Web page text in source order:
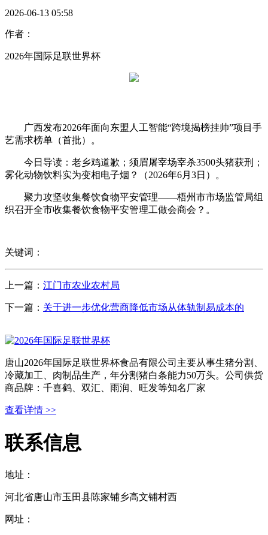
2026-06-13 05:58
作者：
2026年国际足联世界杯
广西发布2026年面向东盟人工智能“跨境揭榜挂帅”项目手
艺需求榜单（首批）。
今日导读：老乡鸡道歉；须眉屠宰场宰杀3500头猪获刑；
雾化动物饮料实为变相电子烟？（2026年6月3日）。
聚力攻坚收集餐饮食物平安管理——梧州市市场监管局组
织召开全市收集餐饮食物平安管理工做会商会？。
关键词：
上一篇： 江门市农业农村局
下一篇： 关于进一步优化营商降低市场从体轨制易成本的
唐山2026年国际足联世界杯食品有限公司主要从事生猪分割、
冷藏加工、肉制品生产，年分割猪白条能力50万头。公司供货
商品牌：千喜鹤、双汇、雨润、旺发等知名厂家
查看详情 >>
联系信息
地址：
河北省唐山市玉田县陈家铺乡高文铺村西
网址：